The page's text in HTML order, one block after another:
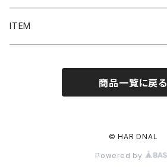
ITEM
商品一覧に戻る
© HAR DNAL
Powered by